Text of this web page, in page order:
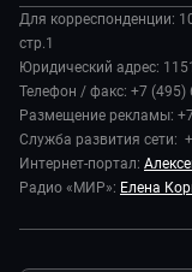
Происшествия
В содружестве
В мире
Наука и технологии
Здоровье и медицина
Спорт
Дела судебные
Диктор делает
Игра в кино
Игра в кино.
Исторический
Миллион за 5 минут
История
Руководство
Новости компании
Пресса о нас
Карьера
Реклама
Закупки и тендеры
Для корреспонденции:
стр.1
Юридический адрес:
Телефон / факс: +7 (495)
Размещение рекламы:
Служба развития сети:
Интернет-портал:
Радио «МИР»: Елена